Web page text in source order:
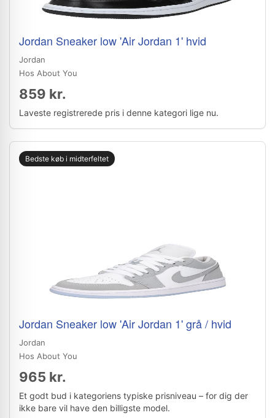
Jordan Sneaker low 'Air Jordan 1' hvid
Jordan
Hos About You
859 kr.
Laveste registrerede pris i denne kategori lige nu.
Bedste køb i midterfeltet
Jordan Sneaker low 'Air Jordan 1' grå / hvid
Jordan
Hos About You
965 kr.
Et godt bud i kategoriens typiske prisniveau – for dig der
ikke bare vil have den billigste model.